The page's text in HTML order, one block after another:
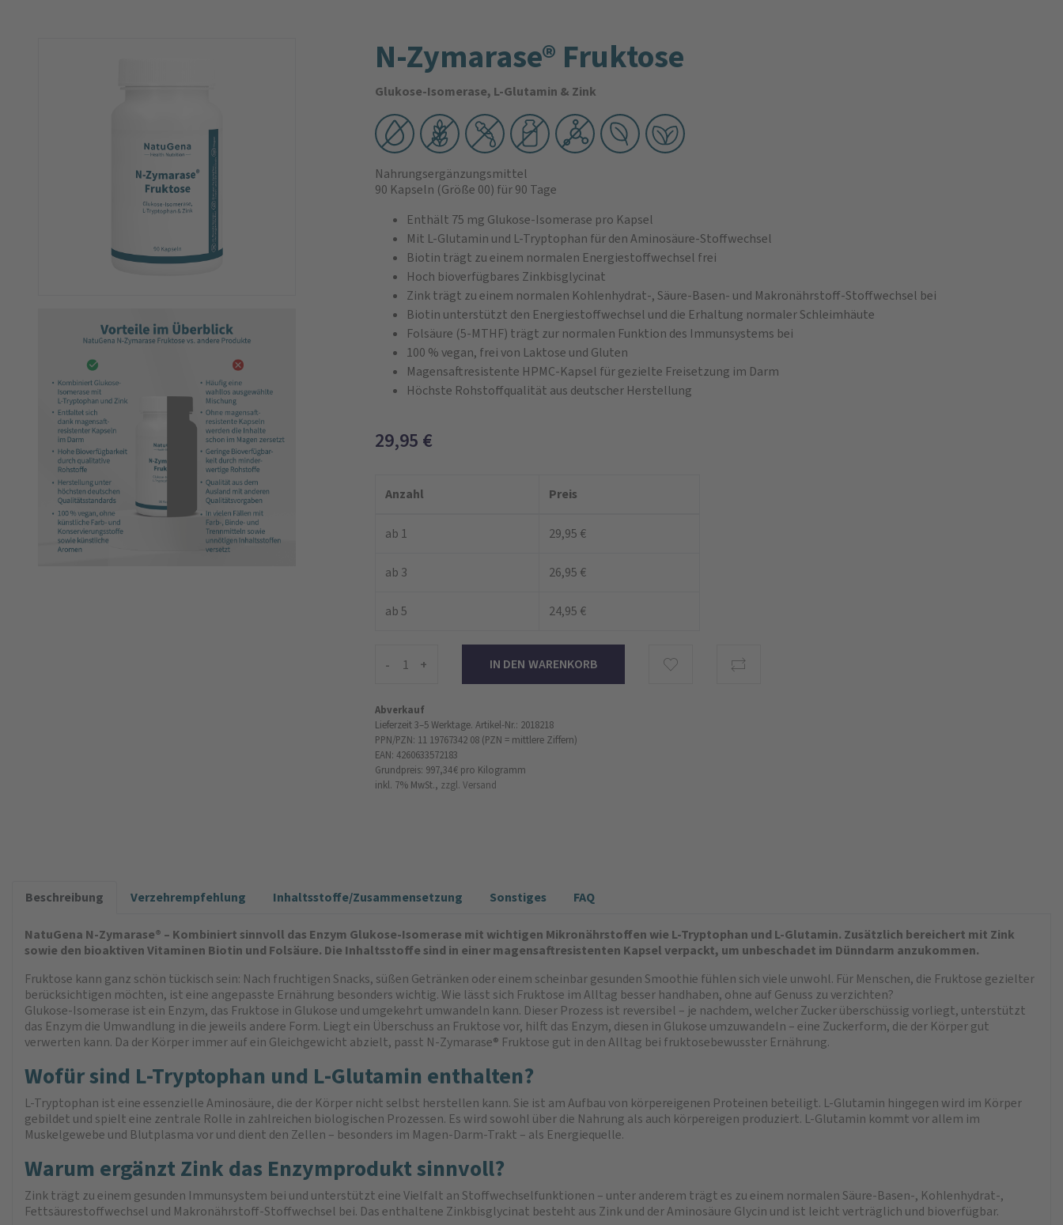
N-Zymarase® Fruktose
Glukose-Isomerase, L-Glutamin & Zink
Nahrungsergänzungsmittel
90 Kapseln (Größe 00) für 90 Tage
Enthält 75 mg Glukose-Isomerase pro Kapsel
Mit L-Glutamin und L-Tryptophan für den Aminosäure-Stoffwechsel
Biotin trägt zu einem normalen Energiestoffwechsel frei
Hoch bioverfügbares Zinkbisglycinat
Zink trägt zu einem normalen Kohlenhydrat-, Säure-Basen- und Makronährstoff-Stoffwechsel bei
Biotin unterstützt den Energiestoffwechsel und die Erhaltung normaler Schleimhäute
Folsäure (5-MTHF) trägt zur normalen Funktion des Immunsystems bei
100 % vegan, frei von Laktose und Gluten
Magensaftresistente HPMC-Kapsel für gezielte Freisetzung im Darm
Höchste Rohstoffqualität aus deutscher Herstellung
29,95 €
Anzahl Preis
ab 1 29,95 €
ab 3 26,95 €
ab 5 24,95 €
- +
Abverkauf
Lieferzeit 3–5 Werktage. Artikel-Nr.: 2018218
PPN/PZN: 11 19767342 08 (PZN = mittlere Ziffern)
EAN: 4260633572183
Grundpreis: 997,34 € pro Kilogramm
inkl. 7% MwSt., zzgl. Versand
Beschreibung Verzehrempfehlung Inhaltsstoffe/Zusammensetzung Sonstiges FAQ
NatuGena N-Zymarase® – Kombiniert sinnvoll das Enzym Glukose-Isomerase mit wichtigen Mikronährstoffen wie L-Tryptophan und L-Glutamin. Zusätzlich bereichert mit Zink
sowie den bioaktiven Vitaminen Biotin und Folsäure. Die Inhaltsstoffe sind in einer magensaftresistenten Kapsel verpackt, um unbeschadet im Dünndarm anzukommen.
Fruktose kann ganz schön tückisch sein: Nach fruchtigen Snacks, süßen Getränken oder einem scheinbar gesunden Smoothie fühlen sich viele unwohl. Für Menschen, die Fruktose gezielter
berücksichtigen möchten, ist eine angepasste Ernährung besonders wichtig. Wie lässt sich Fruktose im Alltag besser handhaben, ohne auf Genuss zu verzichten?
Glukose-Isomerase ist ein Enzym, das Fruktose in Glukose und umgekehrt umwandeln kann. Dieser Prozess ist reversibel – je nachdem, welcher Zucker überschüssig vorliegt, unterstützt
das Enzym die Umwandlung in die jeweils andere Form. Liegt ein Überschuss an Fruktose vor, hilft das Enzym, diesen in Glukose umzuwandeln – eine Zuckerform, die der Körper gut
verwerten kann. Da der Körper immer auf ein Gleichgewicht abzielt, passt N-Zymarase® Fruktose gut in den Alltag bei fruktosebewusster Ernährung.
Wofür sind L-Tryptophan und L-Glutamin enthalten?
L-Tryptophan ist eine essenzielle Aminosäure, die der Körper nicht selbst herstellen kann. Sie ist am Aufbau von körpereigenen Proteinen beteiligt. L-Glutamin hingegen wird im Körper
gebildet und spielt eine zentrale Rolle in zahlreichen biologischen Prozessen. Es wird sowohl über die Nahrung als auch körpereigen produziert. L-Glutamin kommt vor allem im
Muskelgewebe und Blutplasma vor und dient den Zellen – besonders im Magen-Darm-Trakt – als Energiequelle.
Warum ergänzt Zink das Enzymprodukt sinnvoll?
Zink trägt zu einem gesunden Immunsystem bei und unterstützt eine Vielfalt an Stoffwechselfunktionen – unter anderem trägt es zu einem normalen Säure-Basen-, Kohlenhydrat-,
Fettsäurestoffwechsel und Makronährstoff-Stoffwechsel bei. Das enthaltene Zinkbisglycinat besteht aus Zink und der Aminosäure Glycin und ist leicht verträglich und bioverfügbar.